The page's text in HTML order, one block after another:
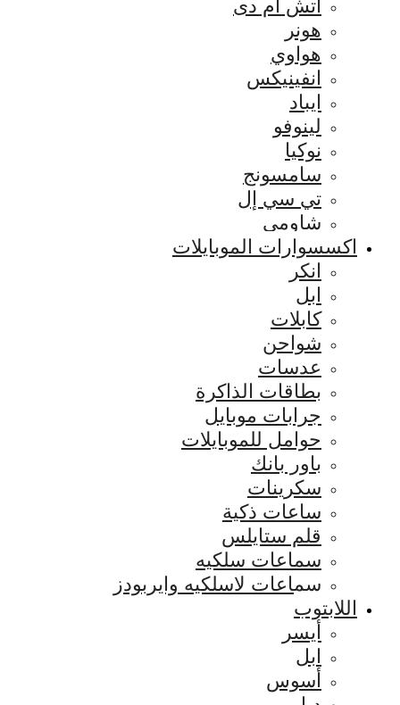
اتش ام دى
هونر
هواوي
انفينيكس
ايباد
لينوفو
نوكيا
سامسونج
تي سي إل
شاومي
اكسسوارات الموبايلات
انكر
ابل
كابلات
شواحن
عدسات
بطاقات الذاكرة
جرابات موبايل
حوامل للموبايلات
باور بانك
سكرينات
ساعات ذكية
قلم ستايلس
سماعات سلكيه
سماعات لاسلكيه وايربودز
اللابتوب
أيسر
ابل
أسوس